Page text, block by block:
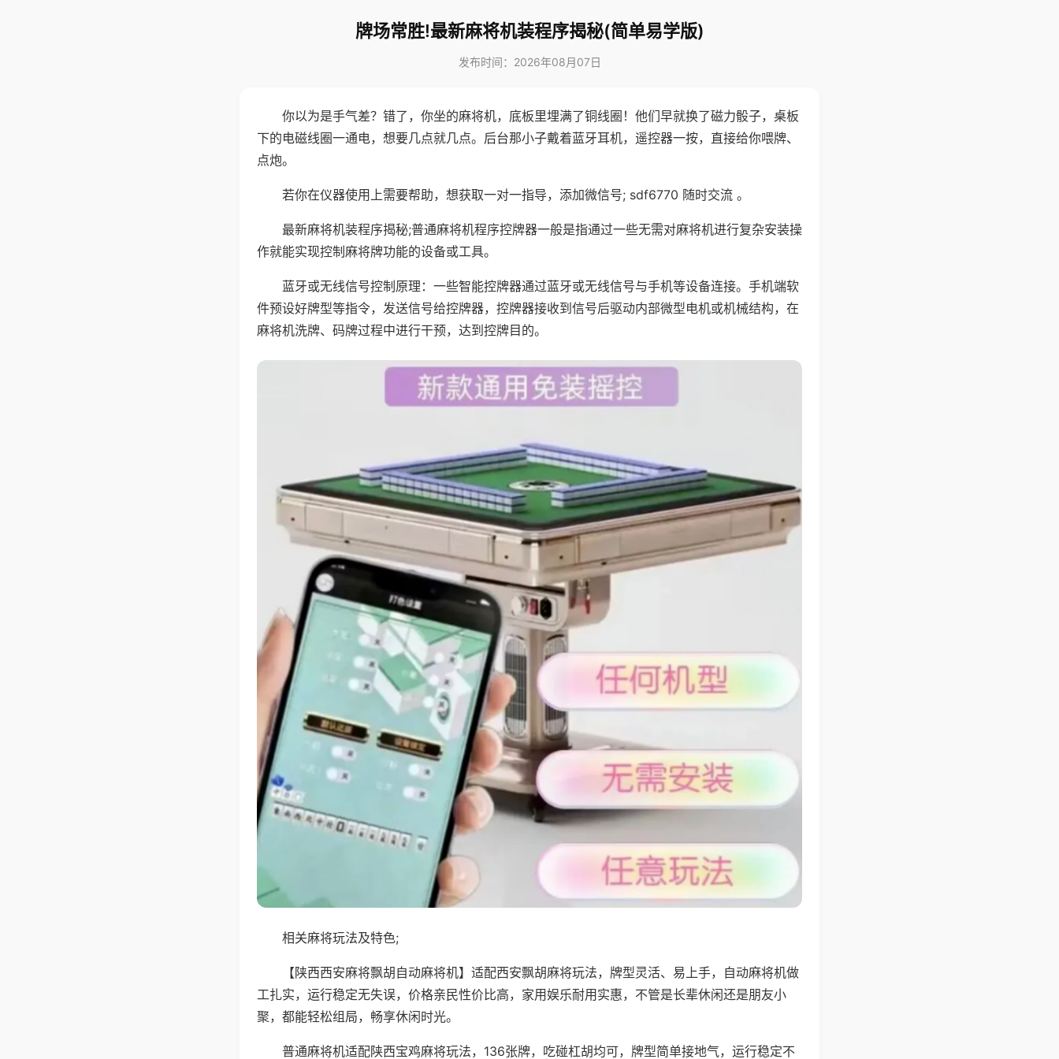
牌场常胜!最新麻将机装程序揭秘(简单易学版)
发布时间：2026年08月07日
你以为是手气差？错了，你坐的麻将机，底板里埋满了铜线圈！他们早就换了磁力骰子，桌板
下的电磁线圈一通电，想要几点就几点。后台那小子戴着蓝牙耳机，遥控器一按，直接给你喂牌、
点炮。
若你在仪器使用上需要帮助，想获取一对一指导，添加微信号; sdf6770 随时交流 。
最新麻将机装程序揭秘;普通麻将机程序控牌器一般是指通过一些无需对麻将机进行复杂安装操
作就能实现控制麻将牌功能的设备或工具。
蓝牙或无线信号控制原理：一些智能控牌器通过蓝牙或无线信号与手机等设备连接。手机端软
件预设好牌型等指令，发送信号给控牌器，控牌器接收到信号后驱动内部微型电机或机械结构，在
麻将机洗牌、码牌过程中进行干预，达到控牌目的。
相关麻将玩法及特色;
【陕西西安麻将飘胡自动麻将机】适配西安飘胡麻将玩法，牌型灵活、易上手，自动麻将机做
工扎实，运行稳定无失误，价格亲民性价比高，家用娱乐耐用实惠，不管是长辈休闲还是朋友小
聚，都能轻松组局，畅享休闲时光。
普通麻将机适配陕西宝鸡麻将玩法，136张牌，吃碰杠胡均可，牌型简单接地气，运行稳定不